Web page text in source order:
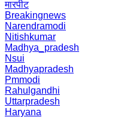
मारपीट
Breakingnews
Narendramodi
Nitishkumar
Madhya_pradesh
Nsui
Madhyapradesh
Pmmodi
Rahulgandhi
Uttarpradesh
Haryana